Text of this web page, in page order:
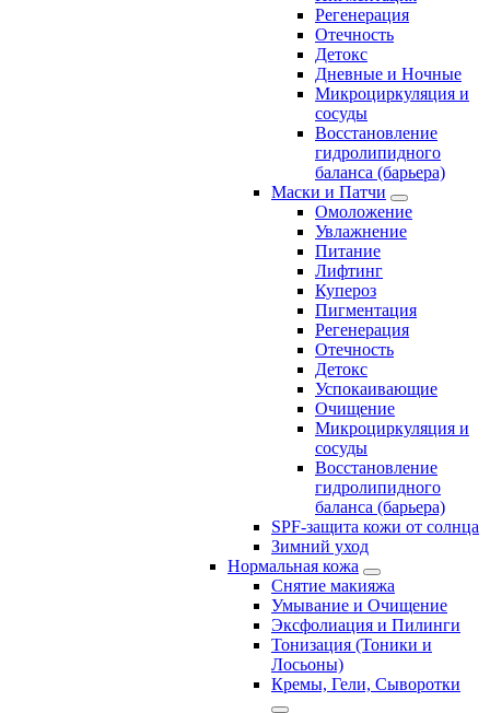
Регенерация
Отечность
Детокс
Дневные и Ночные
Микроциркуляция и
сосуды
Восстановление
гидролипидного
баланса (барьера)
Маски и Патчи
Омоложение
Увлажнение
Питание
Лифтинг
Купероз
Пигментация
Регенерация
Отечность
Детокс
Успокаивающие
Очищение
Микроциркуляция и
сосуды
Восстановление
гидролипидного
баланса (барьера)
SPF-защита кожи от солнца
Зимний уход
Нормальная кожа
Снятие макияжа
Умывание и Очищение
Эксфолиация и Пилинги
Тонизация (Тоники и
Лосьоны)
Кремы, Гели, Сыворотки